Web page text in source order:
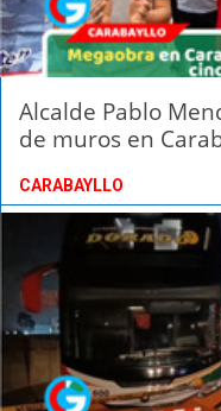
Alcalde Pablo
de muros en
CARABAYLLO